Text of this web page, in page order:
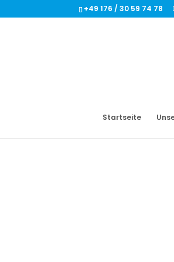
+49 176 / 30 59 74 78
Startseite